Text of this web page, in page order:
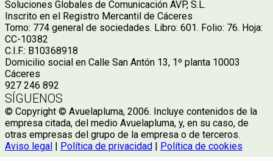
Soluciones Globales de Comunicación AVP, S.L.
Inscrito en el Registro Mercantil de Cáceres
Tomo: 774 general de sociedades. Libro: 601. Folio: 76. Hoja:
CC-10382
C.I.F.: B10368918
Domicilio social en Calle San Antón 13, 1º planta 10003
Cáceres
927 246 892
SÍGUENOS
© Copyright © Avuelapluma, 2006. Incluye contenidos de la
empresa citada, del medio Avuelapluma, y, en su caso, de
otras empresas del grupo de la empresa o de terceros.
Aviso legal | Política de privacidad | Política de cookies